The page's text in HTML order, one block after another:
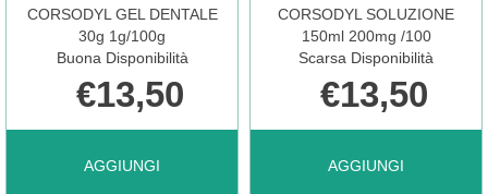
CORSODYL GEL DENTALE
30g 1g/100g
Buona Disponibilità
€13,50
AGGIUNGI
AGGIUNGI CORSODYL
CORSODYL SOLUZIONE
150ml 200mg /100
Scarsa Disponibilità
€13,50
AGGIUNGI
AGGIUNGI CORSODYL